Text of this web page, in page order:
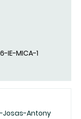
IE-MICA-1
Josas-Antony